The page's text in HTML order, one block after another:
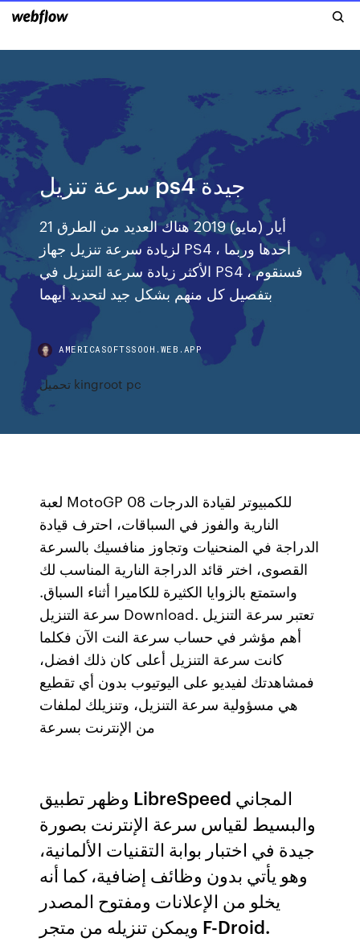
سرعة تنزيل ps4 جيدة
21 أيار (مايو) 2019 هناك العديد من الطرق
لزيادة سرعة تنزيل جهاز PS4 ، أحدها وربما
الأكثر زيادة سرعة التنزيل في PS4 ، فسنقوم
AMERICASOFTSSOOH.WEB.APP
تحميل kingroot pc
لعبة MotoGP 08 للكمبيوتر لقيادة الدرجات
النارية والفوز في السباقات، احترف قيادة
الدراجة في المنحنيات وتجاوز منافسيك بالسرعة
القصوى، اختر قائد الدراجة النارية المناسب لك
واستمتع بالزوايا الكثيرة للكاميرا أثناء السباق.
سرعة التنزيل Download. تعتبر سرعة التنزيل
أهم مؤشر في حساب سرعة النت الآن فكلما
كانت سرعة التنزيل أعلى كان ذلك افضل،
فمشاهدتك لفيديو على اليوتيوب بدون أي تقطيع
هي مسؤولية سرعة التنزيل، وتنزيلك لملفات
من الإنترنت بسرعة
وظهر تطبيق LibreSpeed المجاني
والبسيط لقياس سرعة الإنترنت بصورة
جيدة في اختبار بوابة التقنيات الألمانية،
وهو يأتي بدون وظائف إضافية، كما أنه
يخلو من الإعلانات ومفتوح المصدر
ويمكن تنزيله من متجر F-Droid.